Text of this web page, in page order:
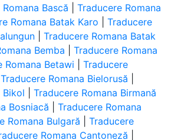
Bască
Traducere Romana
Romana Batak Karo
Traducere
| Traducere Romana Batak
Bemba
Traducere Romana
Romana Betawi
Traducere
Traducere Romana Bielorusă
Bikol
Traducere Romana Birmană
Bosniacă
Traducere Romana
Romana Bulgară
Traducere
Romana Cantoneză